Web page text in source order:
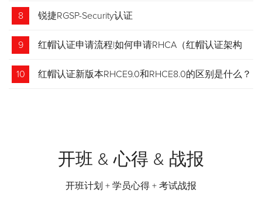
8 锐捷RGSP-Security认证
9 红帽认证申请流程|如何申请RHCA（红帽认证架构
师）证书？申请步骤请收藏！
10 红帽认证新版本RHCE9.0和RHCE8.0的区别是什么？
开班 & 心得 & 战报
开班计划 + 学员心得 + 考试战报